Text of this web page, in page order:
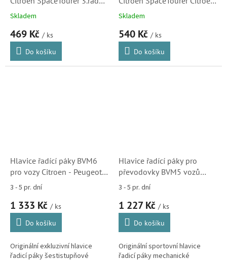
16-
Skladem
469 Kč / ks
Do košíku
2024-
Skladem
540 Kč / ks
Do košíku
Hlavice řadící páky BVM6
pro vozy Citroen - Peugeot,
saténový chrom
(96738472VV)
3 - 5 pr. dní
1 333 Kč / ks
Do košíku
Originální exkluzivní hlavice
řadicí páky šestistupňové
Hlavice řadící páky pro
převodovky BVM5 vozů
Citroen a Peugeot
(96738471VV)
3 - 5 pr. dní
1 227 Kč / ks
Do košíku
Originální sportovní hlavice
řadicí páky mechanické